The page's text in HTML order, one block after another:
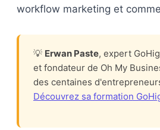
workflow marketing et
💡 Erwan Paste, expert
et fondateur de Oh My
des centaines
Découvrez sa formation